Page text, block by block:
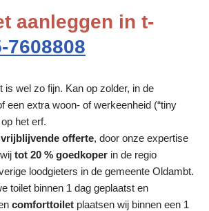
aanleggen in t-
7608808
is wel zo fijn. Kan op zolder, in de
een extra woon- of werkeenheid (“tiny
het erf.
vrijblijvende offerte, door onze expertise
tot 20 % goedkoper in de regio
loodgieters in de gemeente Oldambt.
toilet binnen 1 dag geplaatst en
comforttoilet plaatsen wij binnen een 1